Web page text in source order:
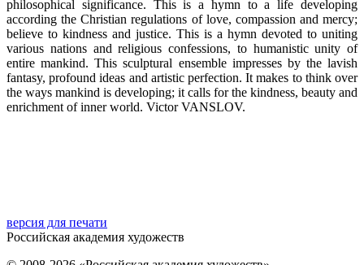
philosophical significance. This is a hymn to a life developing
according the Christian regulations of love, compassion and mercy;
believe to kindness and justice. This is a hymn devoted to uniting
various nations and religious confessions, to humanistic unity of
entire mankind. This sculptural ensemble impresses by the lavish
fantasy, profound ideas and artistic perfection. It makes to think over
the ways mankind is developing; it calls for the kindness, beauty and
enrichment of inner world. Victor VANSLOV.
версия для печати
Российская академия художеств